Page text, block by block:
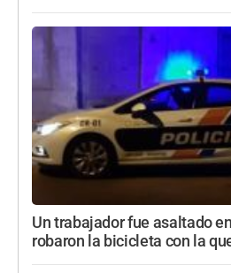
Un trabajador fue asaltado
robaron la bicicleta con la